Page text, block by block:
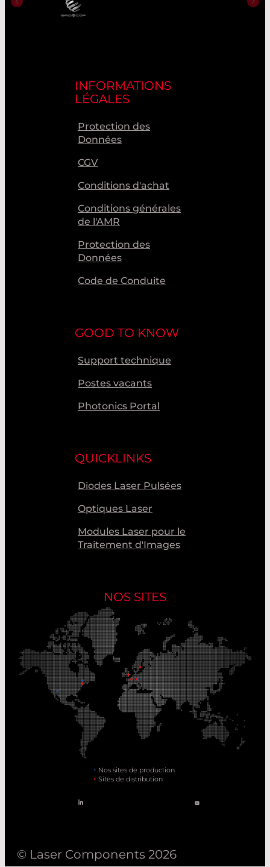
INFORMATIONS
LÉGALES
Protection des
Données
CGV
Conditions d'achat
Conditions générales
de l'AMR
Protection des
Données
Code de Conduite
GOOD TO KNOW
Support technique
Postes vacants
Photonics Portal
QUICKLINKS
Diodes Laser Pulsées
Optiques Laser
Modules Laser pour le
Traitement d'Images
NOS SITES
Nos sites de production
Sites de distribution
© Laser Components 2026